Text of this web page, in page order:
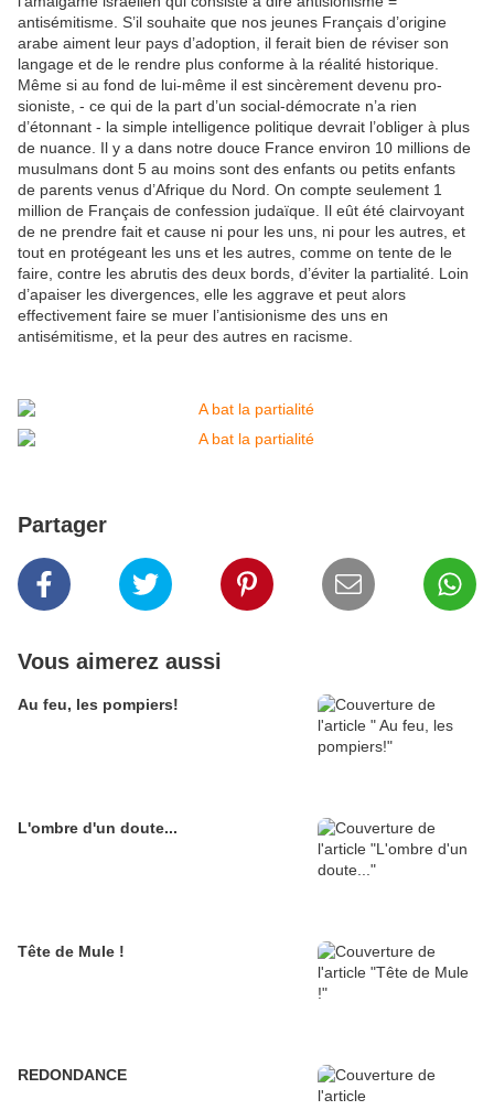
antisémitisme. S’il souhaite que nos jeunes Français d’origine
arabe aiment leur pays d’adoption, il ferait bien de réviser son
langage et de le rendre plus conforme à la réalité historique.
Même si au fond de lui-même il est sincèrement devenu pro-
sioniste, - ce qui de la part d’un social-démocrate n’a rien
d’étonnant - la simple intelligence politique devrait l’obliger à plus
de nuance. Il y a dans notre douce France environ 10 millions de
musulmans dont 5 au moins sont des enfants ou petits enfants
de parents venus d’Afrique du Nord. On compte seulement 1
million de Français de confession judaïque. Il eût été clairvoyant
de ne prendre fait et cause ni pour les uns, ni pour les autres, et
tout en protégeant les uns et les autres, comme on tente de le
faire, contre les abrutis des deux bords, d’éviter la partialité. Loin
d’apaiser les divergences, elle les aggrave et peut alors
effectivement faire se muer l’antisionisme des uns en
antisémitisme, et la peur des autres en racisme.
Partager
Vous aimerez aussi
Au feu, les pompiers!
L'ombre d'un doute...
Tête de Mule !
REDONDANCE